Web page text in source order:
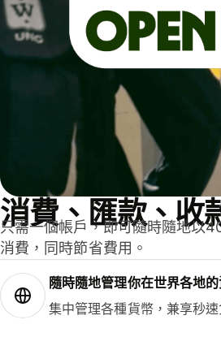
消費、匯款、收
只需一個帳戶，即可隨時隨地以
消費，同時節省費用。
隨時隨地管理你在世界各地的
集中管理各種貨幣，兼享秒速